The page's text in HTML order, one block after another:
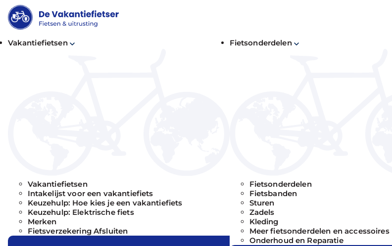
Vakantiefietsen
Vakantiefietsen
Intakelijst voor een vakantiefiets
Keuzehulp: Hoe kies je een vakantiefiets
Keuzehulp: Elektrische fiets
Merken
Fietsverzekering Afsluiten
Fietsonderdelen
Fietsonderdelen
Fietsbanden
Sturen
Zadels
Kleding
Meer fietsonderdelen en accessoires
Onderhoud en Reparatie